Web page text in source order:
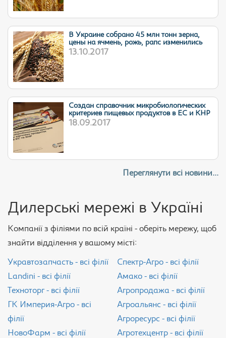
В Украине собрано 45 млн тонн зерна,
цены на ячмень, рожь, рапс изменились
13.10.2017
Cоздан справочник микробиологических
критериев пищевых продуктов в ЕС и КНР
18.09.2017
Переглянути всі новини...
Дилерські мережі в Україні
Компанії з філіями по всій країні - оберіть мережу, щоб
знайти відділення у вашому місті:
Укравтозапчасть - всі філії
Landini - всі філії
Техноторг - всі філії
ГК Империя-Агро - всі
філії
НовоФарм - всі філії
Спектр-Агро - всі філії
Амако - всі філії
Агропродажа - всі філії
Агроальянс - всі філії
Агроресурс - всі філії
Агротехцентр - всі філії